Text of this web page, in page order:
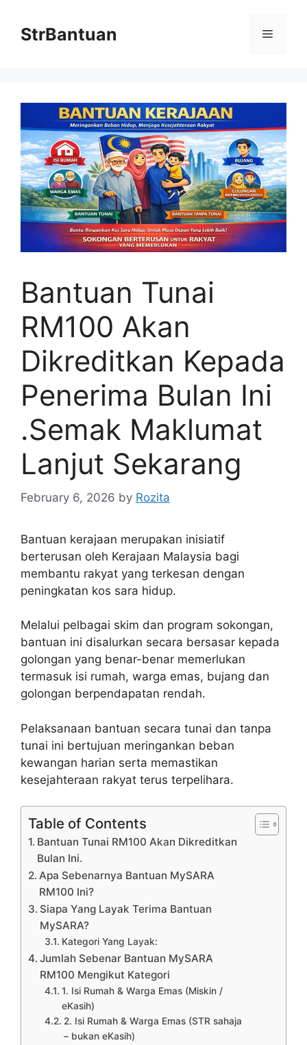
contentStrBantuan Menu
Bantuan Tunai
RM100 Akan
Dikreditkan Kepada
Penerima Bulan Ini
.Semak Maklumat
Lanjut Sekarang
February 6, 2026 by Rozita
Bantuan kerajaan merupakan inisiatif
berterusan oleh Kerajaan Malaysia bagi
membantu rakyat yang terkesan dengan
peningkatan kos sara hidup.
Melalui pelbagai skim dan program sokongan,
bantuan ini disalurkan secara bersasar kepada
golongan yang benar-benar memerlukan
termasuk isi rumah, warga emas, bujang dan
golongan berpendapatan rendah.
Pelaksanaan bantuan secara tunai dan tanpa
tunai ini bertujuan meringankan beban
kewangan harian serta memastikan
kesejahteraan rakyat terus terpelihara.
Table of Contents
Bantuan Tunai RM100 Akan Dikreditkan
Bulan Ini.
Apa Sebenarnya Bantuan MySARA
RM100 Ini?
Siapa Yang Layak Terima Bantuan
MySARA?
Kategori Yang Layak:
Jumlah Sebenar Bantuan MySARA
RM100 Mengikut Kategori
1. Isi Rumah & Warga Emas (Miskin /
eKasih)
2. Isi Rumah & Warga Emas (STR sahaja
– bukan eKasih)